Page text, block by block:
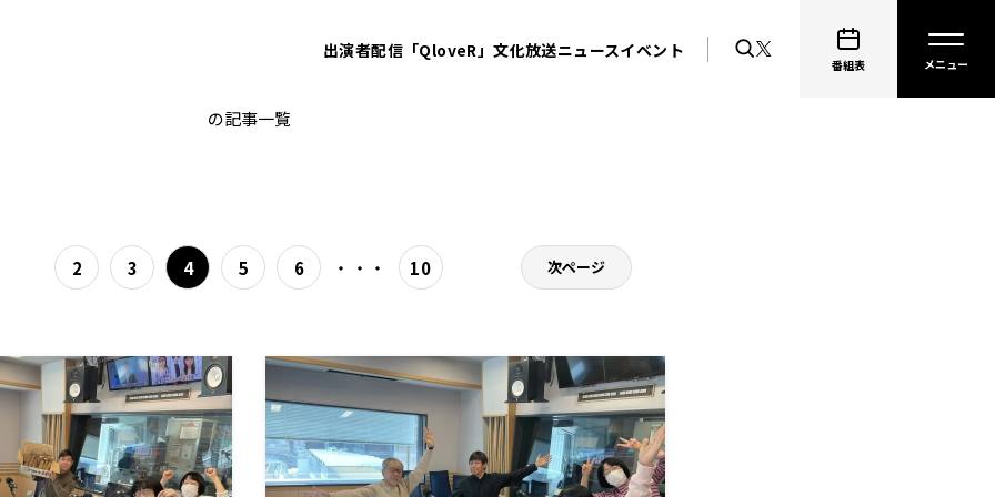
出演者配信「QloveR」文化放送ニュースイベント
番組表
ガンバレルーヤ
の記事一覧
2 3 4 5 6 ・・・ 10 次ページ